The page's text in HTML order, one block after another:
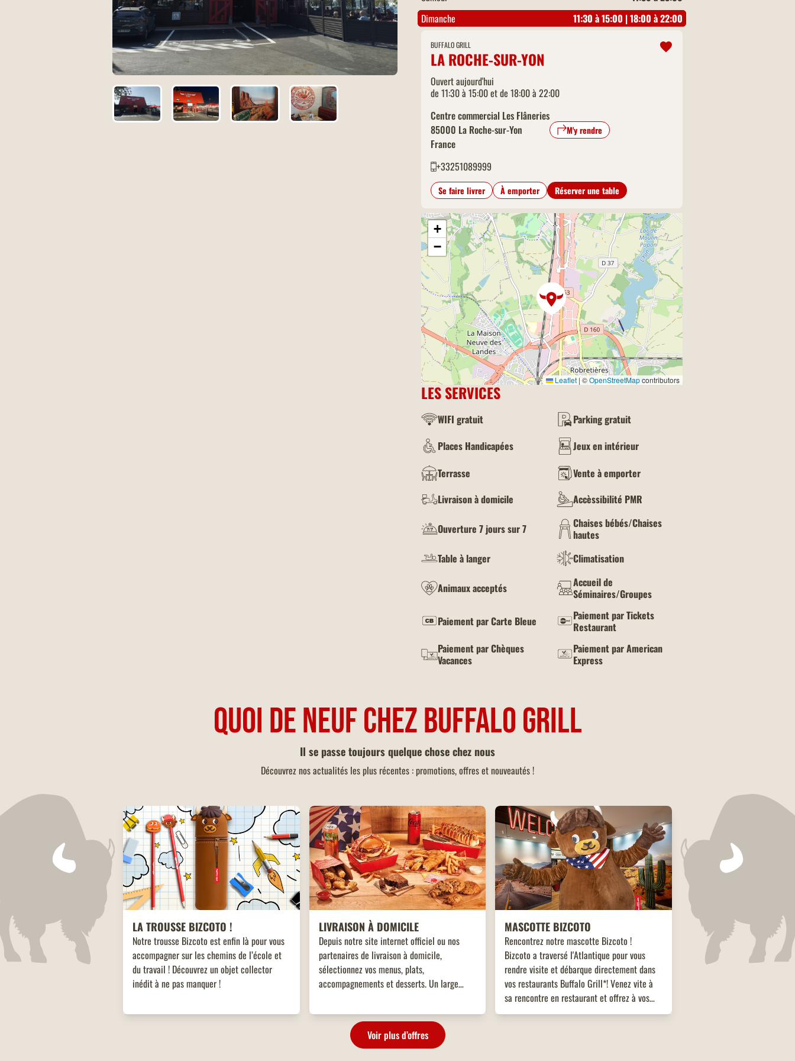
Dimanche
11:30 à 15:00 | 18:00 à 22:00
BUFFALO GRILL
LA ROCHE-SUR-YON
Ouvert aujourd'hui
de 11:30 à 15:00 et de 18:00 à 22:00
Centre commercial Les Flâneries
85000 La Roche-sur-Yon
France
M'y rendre
+33251089999
Se faire livrer À emporter Réserver une table
+
−
Leaflet|©OpenStreetMapcontributors
LES SERVICES
WIFI gratuit
Parking gratuit
Places Handicapées
Jeux en intérieur
Terrasse
Vente à emporter
Livraison à domicile
Accèssibilité PMR
Ouverture 7 jours sur 7
Chaises bébés/Chaises
hautes
Table à langer
Climatisation
Animaux acceptés
Accueil de
Séminaires/Groupes
Paiement par Carte Bleue
Paiement par Tickets
Restaurant
Paiement par Chèques
Vacances
Paiement par American
Express
QUOI DE NEUF CHEZ BUFFALO GRILL
Il se passe toujours quelque chose chez nous
Découvrez nos actualités les plus récentes : promotions, offres et nouveautés !
LA TROUSSE BIZCOTO !
Notre trousse Bizcoto est enfin là pour vous
accompagner sur les chemins de l’école et
du travail ! Découvrez un objet collector
inédit à ne pas manquer !
LIVRAISON À DOMICILE
Depuis notre site internet officiel ou nos
partenaires de livraison à domicile,
sélectionnez vos menus, plats,
accompagnements et desserts. Un large
les envies !
MASCOTTE BIZCOTO
Rencontrez notre mascotte Bizcoto !
Bizcoto a traversé l'Atlantique pour vous
rendre visite et débarque directement dans
vos restaurants Buffalo Grill*! Venez vite à
sa rencontre en restaurant et offrez à vos
enfants une expérience unique et mémorable
Voir plus d’offres